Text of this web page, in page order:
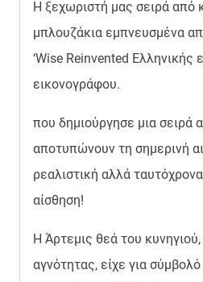
H ξεχωριστή μας σειρά από
μπλουζάκια εμπνευσμένα
‘Wise Reinvented Ελληνικής
εικονογράφου.
που δημιούργησε μια σειρά
αποτυπώνουν τη σημερινή
ρεαλιστική αλλά
αίσθηση!
Η Άρτεμις θεά του
αγνότητας, είχε για